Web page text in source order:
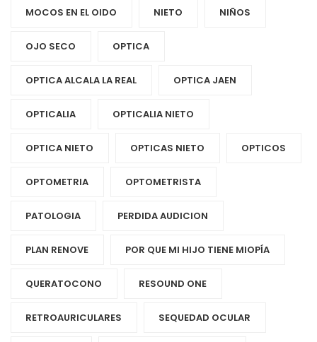
MOCOS EN EL OIDO NIETO NIÑOS
OJO SECO OPTICA
OPTICA ALCALA LA REAL OPTICA JAEN
OPTICALIA OPTICALIA NIETO
OPTICA NIETO OPTICAS NIETO OPTICOS
OPTOMETRIA OPTOMETRISTA
PATOLOGIA PERDIDA AUDICION
PLAN RENOVE POR QUE MI HIJO TIENE MIOPÍA
QUERATOCONO RESOUND ONE
RETROAURICULARES SEQUEDAD OCULAR